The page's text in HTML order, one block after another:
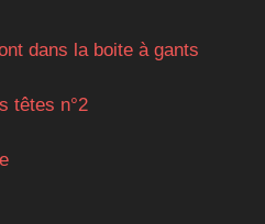
dans la boite à gants
têtes n°2